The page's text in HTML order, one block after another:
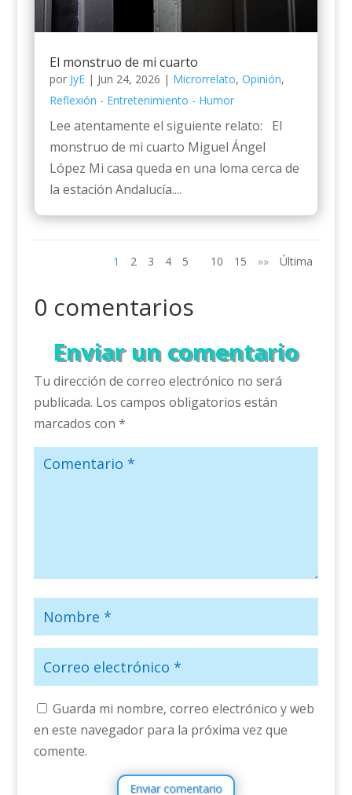
El monstruo de mi cuarto
por JyE| Jun 24, 2026 | Microrrelato, Opinión,
Reflexión - Entretenimiento - Humor
Lee atentamente el siguiente relato: El
monstruo de mi cuarto Miguel Ángel
López Mi casa queda en una loma cerca de
la estación Andalucía....
1 2 3 4 5 10 15 »» Última
0 comentarios
Enviar un comentario
Tu dirección de correo electrónico no será
publicada. Los campos obligatorios están
marcados con *
Guarda mi nombre, correo electrónico y web
en este navegador para la próxima vez que
comente.
Enviar comentario